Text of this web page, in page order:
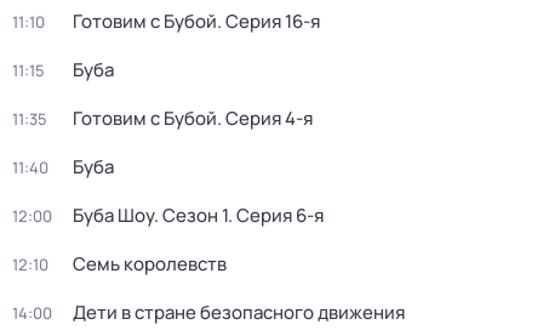
11:10 Готовим с Бубой. Серия 16-я
11:15 Буба
11:35 Готовим с Бубой. Серия 4-я
11:40 Буба
12:00 Буба Шоу. Сезон 1. Серия 6-я
12:10 Семь королевств
14:00 Дети в стране безопасного движения